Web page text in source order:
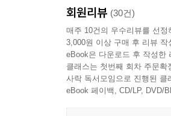
형태로 출간된 듯하다.
「세상에서 가장 빠른
목차를 보면 알 수 있듯
엿보인다.
작가의 모든 출간작을 통
회원리뷰 (30건)
매주 10건의 우수리뷰를 선
3,000원 이상 구매 후 리뷰 작
eBook은 다운로드 후 작성한
클래스는 첫번째 회차 주문
사락 독서모임으로 진행된
eBook 페이백, CD/LP, DVD/